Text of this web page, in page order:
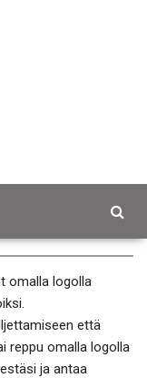
omalla logolla
että
reppu omalla logolla
ja antaa